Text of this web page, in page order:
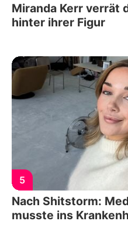
Miranda Kerr verrät
hinter ihrer Figur
5
Nach Shitstorm:
musste ins